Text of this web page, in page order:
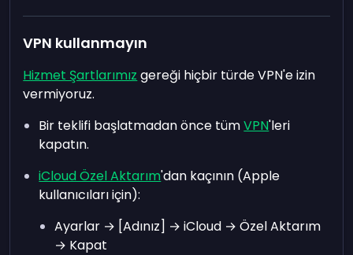
VPN kullanmayın
Hizmet Şartlarımız gereği hiçbir türde VPN'e izin
vermiyoruz.
Bir teklifi başlatmadan önce tümVPN'leri
kapatın.
iCloud Özel Aktarım'dan kaçının (Apple
kullanıcıları için):
Ayarlar → [Adınız] → iCloud → Özel Aktarım
→ Kapat